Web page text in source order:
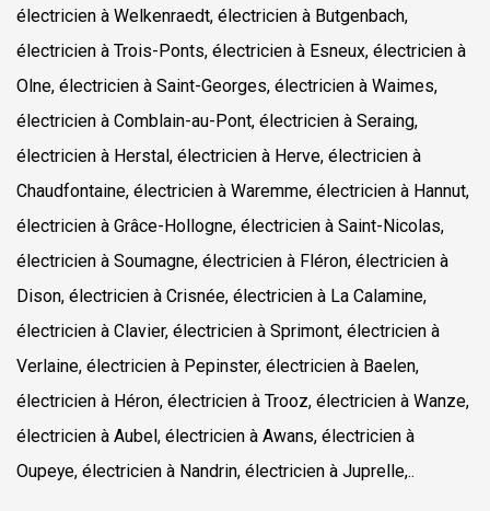
électricien à Welkenraedt, électricien à Butgenbach,
électricien à Trois-Ponts, électricien à Esneux, électricien à
Olne, électricien à Saint-Georges, électricien à Waimes,
électricien à Comblain-au-Pont, électricien à Seraing,
électricien à Herstal, électricien à Herve, électricien à
Chaudfontaine, électricien à Waremme, électricien à Hannut,
électricien à Grâce-Hollogne, électricien à Saint-Nicolas,
électricien à Soumagne, électricien à Fléron, électricien à
Dison, électricien à Crisnée, électricien à La Calamine,
électricien à Clavier, électricien à Sprimont, électricien à
Verlaine, électricien à Pepinster, électricien à Baelen,
électricien à Héron, électricien à Trooz, électricien à Wanze,
électricien à Aubel, électricien à Awans, électricien à
Oupeye, électricien à Nandrin, électricien à Juprelle,..